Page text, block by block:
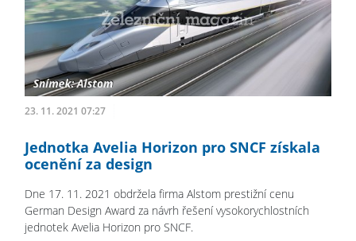
23. 11. 2021 07:27
Jednotka Avelia Horizon pro SNCF získala
ocenění za design
Dne 17. 11. 2021 obdržela firma Alstom prestižní cenu
German Design Award za návrh řešení vysokorychlostních
jednotek Avelia Horizon pro SNCF.